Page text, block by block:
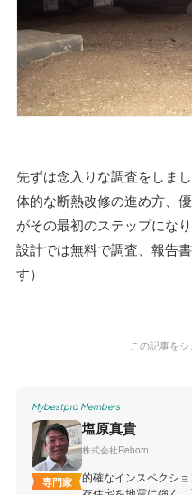
先ずは念入りな調査をしま
体的な断熱改修の進め方、
がその最初のステップにな
設計では無料で調査、報告
す）
この記事を
Mybestpro Members
専門家
塩原真貴
株式会社Reborn
的確なインスペクシ